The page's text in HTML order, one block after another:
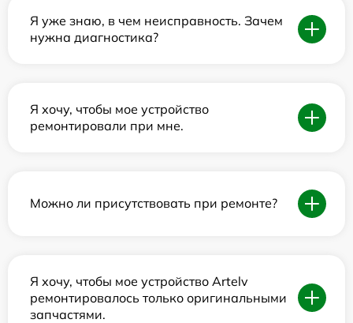
Я уже знаю, в чем неисправность. Зачем
нужна диагностика?
Я хочу, чтобы мое устройство
ремонтировали при мне.
Можно ли присутствовать при ремонте?
Я хочу, чтобы мое устройство Artelv
ремонтировалось только оригинальными
запчастями.